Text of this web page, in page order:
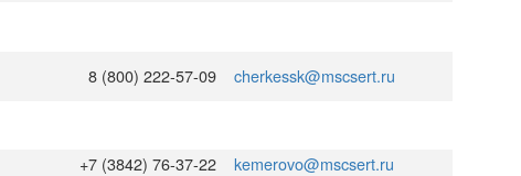
8 (800) 222-57-09 cherkessk@mscsert.ru
+7 (3842) 76-37-22 kemerovo@mscsert.ru